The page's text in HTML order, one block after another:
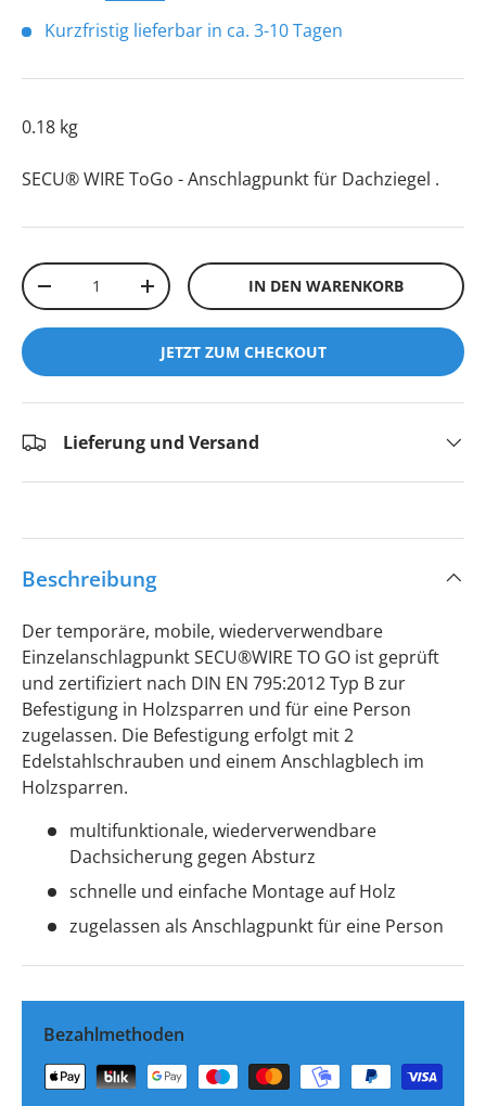
Kurzfristig lieferbar in ca. 3-10 Tagen
0.18 kg
SECU® WIRE ToGo - Anschlagpunkt für Dachziegel .
Anzahl
-
+ IN DEN WARENKORB
JETZT ZUM CHECKOUT
Lieferung und Versand
Beschreibung
Der temporäre, mobile, wiederverwendbare
Einzelanschlagpunkt SECU®WIRE TO GO ist geprüft
und zertifiziert nach DIN EN 795:2012 Typ B zur
Befestigung in Holzsparren und für eine Person
zugelassen. Die Befestigung erfolgt mit 2
Edelstahlschrauben und einem Anschlagblech im
Holzsparren.
multifunktionale, wiederverwendbare
Dachsicherung gegen Absturz
schnelle und einfache Montage auf Holz
zugelassen als Anschlagpunkt für eine Person
Bezahlmethoden